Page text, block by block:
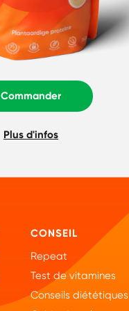
Commander
Plus d'infos
CONSEIL
Repeat
Test de vitamines
Conseils diététiques